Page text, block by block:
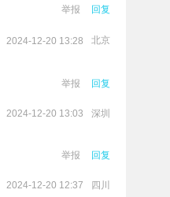
举报 回复
2024-12-20 13:28 北京
举报 回复
2024-12-20 13:03 深圳
举报 回复
2024-12-20 12:37 四川